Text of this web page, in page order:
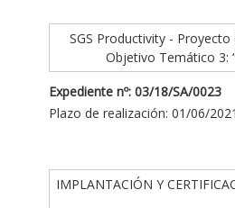
SGS Productivity -
Objetivo Temático 3:
Expediente nº: 03/18/SA/0023
Plazo de realización: 01/06/
IMPLANTACIÓN Y